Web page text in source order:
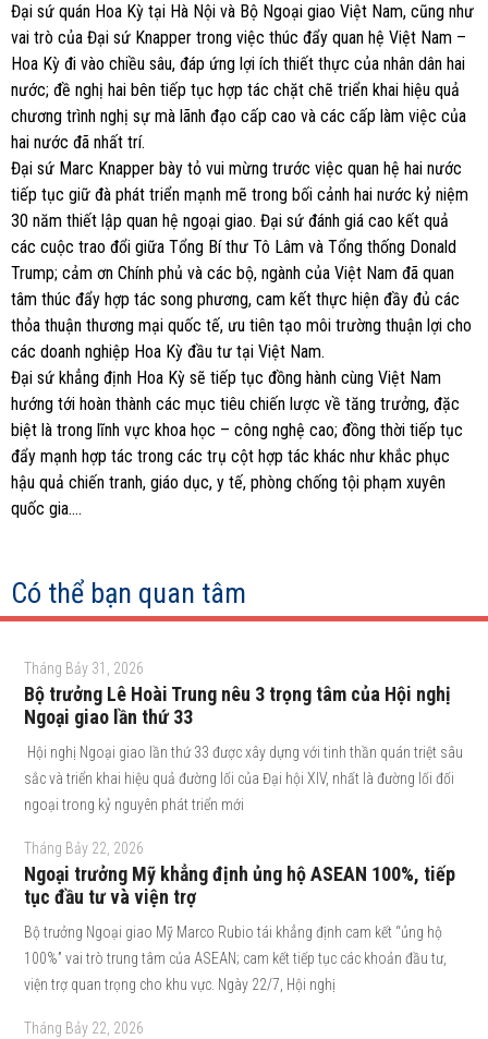
Đại sứ quán Hoa Kỳ tại Hà Nội và Bộ Ngoại giao Việt Nam, cũng như
vai trò của Đại sứ Knapper trong việc thúc đẩy quan hệ Việt Nam –
Hoa Kỳ đi vào chiều sâu, đáp ứng lợi ích thiết thực của nhân dân hai
nước; đề nghị hai bên tiếp tục hợp tác chặt chẽ triển khai hiệu quả
chương trình nghị sự mà lãnh đạo cấp cao và các cấp làm việc của
hai nước đã nhất trí.
Đại sứ Marc Knapper bày tỏ vui mừng trước việc quan hệ hai nước
tiếp tục giữ đà phát triển mạnh mẽ trong bối cảnh hai nước kỷ niệm
30 năm thiết lập quan hệ ngoại giao. Đại sứ đánh giá cao kết quả
các cuộc trao đổi giữa Tổng Bí thư Tô Lâm và Tổng thống Donald
Trump; cảm ơn Chính phủ và các bộ, ngành của Việt Nam đã quan
tâm thúc đẩy hợp tác song phương, cam kết thực hiện đầy đủ các
thỏa thuận thương mại quốc tế, ưu tiên tạo môi trường thuận lợi cho
các doanh nghiệp Hoa Kỳ đầu tư tại Việt Nam.
Đại sứ khẳng định Hoa Kỳ sẽ tiếp tục đồng hành cùng Việt Nam
hướng tới hoàn thành các mục tiêu chiến lược về tăng trưởng, đặc
biệt là trong lĩnh vực khoa học – công nghệ cao; đồng thời tiếp tục
đẩy mạnh hợp tác trong các trụ cột hợp tác khác như khắc phục
hậu quả chiến tranh, giáo dục, y tế, phòng chống tội phạm xuyên
quốc gia….
Có thể bạn quan tâm
Tháng Bảy 31, 2026
Bộ trưởng Lê Hoài Trung nêu 3 trọng tâm của Hội nghị
Ngoại giao lần thứ 33
Hội nghị Ngoại giao lần thứ 33 được xây dựng với tinh thần quán triệt sâu
sắc và triển khai hiệu quả đường lối của Đại hội XIV, nhất là đường lối đối
ngoại trong kỷ nguyên phát triển mới
Tháng Bảy 22, 2026
Ngoại trưởng Mỹ khẳng định ủng hộ ASEAN 100%, tiếp
tục đầu tư và viện trợ
Bộ trưởng Ngoại giao Mỹ Marco Rubio tái khẳng định cam kết “ủng hộ
100%” vai trò trung tâm của ASEAN; cam kết tiếp tục các khoản đầu tư,
viện trợ quan trọng cho khu vực. Ngày 22/7, Hội nghị
Tháng Bảy 22, 2026